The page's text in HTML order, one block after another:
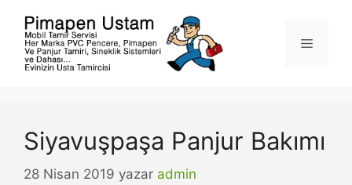
Menü
Siyavuşpaşa Panjur Bakımı
28 Nisan 2019 yazar admin